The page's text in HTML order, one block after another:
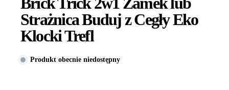
Strażnica Buduj z Cegły Eko
Klocki Trefl
Produkt obecnie niedostępny